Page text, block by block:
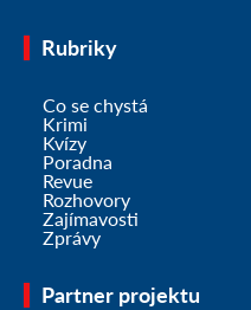
Rubriky
Co se chystá
Krimi
Kvízy
Poradna
Revue
Rozhovory
Zajímavosti
Zprávy
Partner projektu